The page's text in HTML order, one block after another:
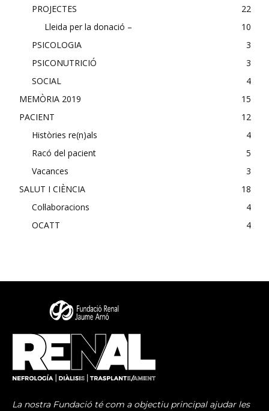
PROJECTES
22
Lleida per la donació –
10
PSICOLOGIA
3
PSICONUTRICIÓ
3
SOCIAL
4
MEMÒRIA 2019
15
PACIENT
12
Històries re(n)als
4
Racó del pacient
5
Vacances
3
SALUT I CIÈNCIA
18
Col·laboracions
4
OCATT
4
La nostra Fundació té com a objectiu principal ajudar les